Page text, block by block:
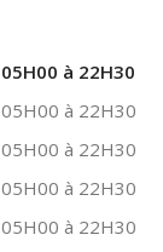
05H00 à 22H30
05H00 à 22H30
05H00 à 22H30
05H00 à 22H30
05H00 à 22H30